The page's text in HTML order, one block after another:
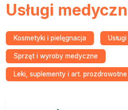
Usługi
Kosmetyki i pielęgnacja
Sprzęt i wyroby medyczne
Leki, suplementy i art. prozdrowotne